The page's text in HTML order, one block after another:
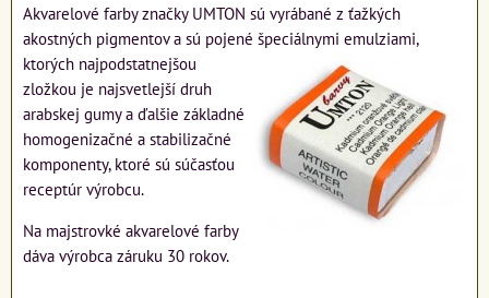
Akvarelové farby značky UMTON sú vyrábané z ťažkých
akostných pigmentov a sú pojené špeciálnymi emulziami,
ktorých najpodstatnejšou
zložkou je najsvetlejší druh
arabskej gumy a ďalšie základné
homogenizačné a stabilizačné
komponenty, ktoré sú súčasťou
receptúr výrobcu.
Na majstrovké akvarelové farby
dáva výrobca záruku 30 rokov.